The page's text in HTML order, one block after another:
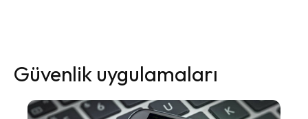
Güvenlik uygulamaları